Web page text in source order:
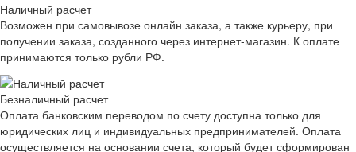
Наличный расчет
Возможен при самовывозе онлайн заказа, а также курьеру, при
получении заказа, созданного через интернет-магазин. К оплате
принимаются только рубли РФ.
Безналичный расчет
Оплата банковским переводом по счету доступна только для
юридических лиц и индивидуальных предпринимателей. Оплата
осуществляется на основании счета, который будет сформирован